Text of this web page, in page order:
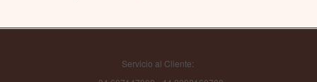
Servicio al Cliente: